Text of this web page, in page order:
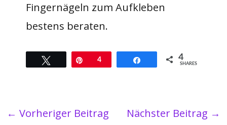
Fingernägeln zum Aufkleben
bestens beraten.
Twittern Pin4 4
SHARES
← Vorheriger Beitrag Nächster Beitrag →